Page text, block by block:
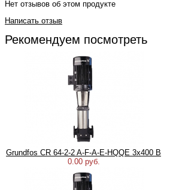
Нет отзывов об этом продукте
Написать отзыв
Рекомендуем посмотреть
Grundfos CR 64-2-2 A-F-A-E-HQQE 3х400 В
0.00 руб.